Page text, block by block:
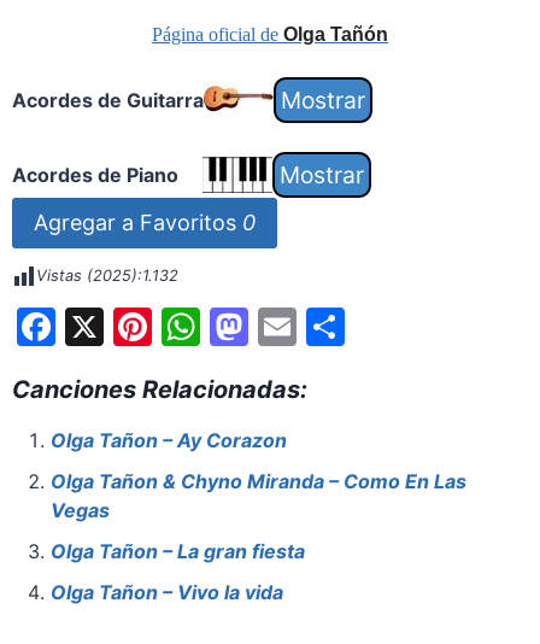
Página oficial de Olga Tañón
Acordes de Guitarra
Acordes de Piano
Agregar a Favoritos 0
Vistas (2025):1.132
F
c
e
b
o
o
k
X Pi
er
e
st
W
at
s
A
p
M
st
o
d
n
E
ai
S
Canciones Relacionadas:
Olga Tañon – Ay Corazon
Olga Tañon & Chyno Miranda – Como En Las
Vegas
Olga Tañon – La gran fiesta
Olga Tañon – Vivo la vida